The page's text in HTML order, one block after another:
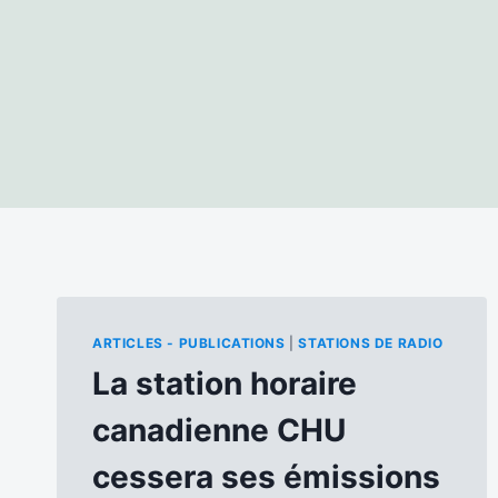
ARTICLES - PUBLICATIONS |STATIONS DE RADIO
La station horaire
canadienne CHU
cessera ses émissions